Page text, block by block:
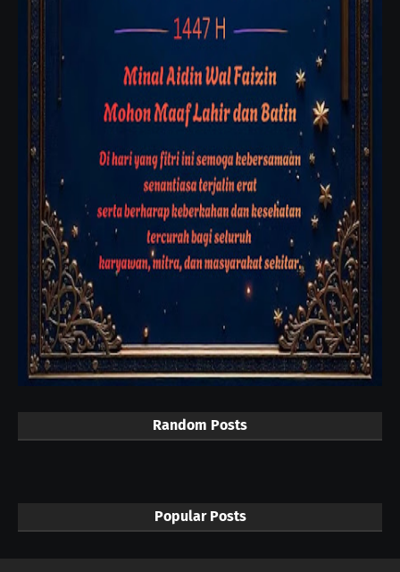
Random Posts
Popular Posts